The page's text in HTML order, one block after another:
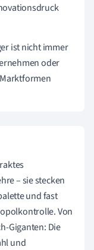
ist nicht immer
oder
– sie stecken
und fast
Von
Giganten: Die
und